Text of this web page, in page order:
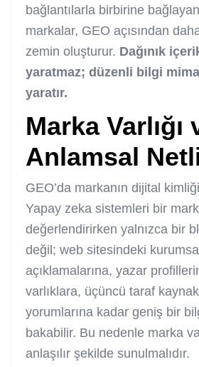
bağlantılarla birbirine
markalar, GEO açısından
zemin oluşturur. Dağınık
yaratmaz; düzenli bilgi
yaratır.
Marka Varlığı
Anlamsal
GEO’da markanın dijital
Yapay zeka sistemleri bir
değerlendirirken yalnızca bir
değil; web sitesindeki
açıklamalarına, yazar
varlıklara, üçüncü taraf
yorumlarına kadar geniş bir
bakabilir. Bu nedenle marka
anlaşılır şekilde sunulmalıdır.